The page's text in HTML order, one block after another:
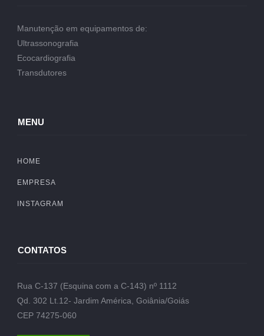
Manutenção em equipamentos de:
Ultrassonografia
Ecocardiografia
Transdutores
MENU
HOME
EMPRESA
INSTAGRAM
CONTATOS
Rua C-137 (Esquina com a C-143) nº 1112
Qd. 302 Lt.12- Jardim América, Goiânia/Goiás
CEP 74275-060